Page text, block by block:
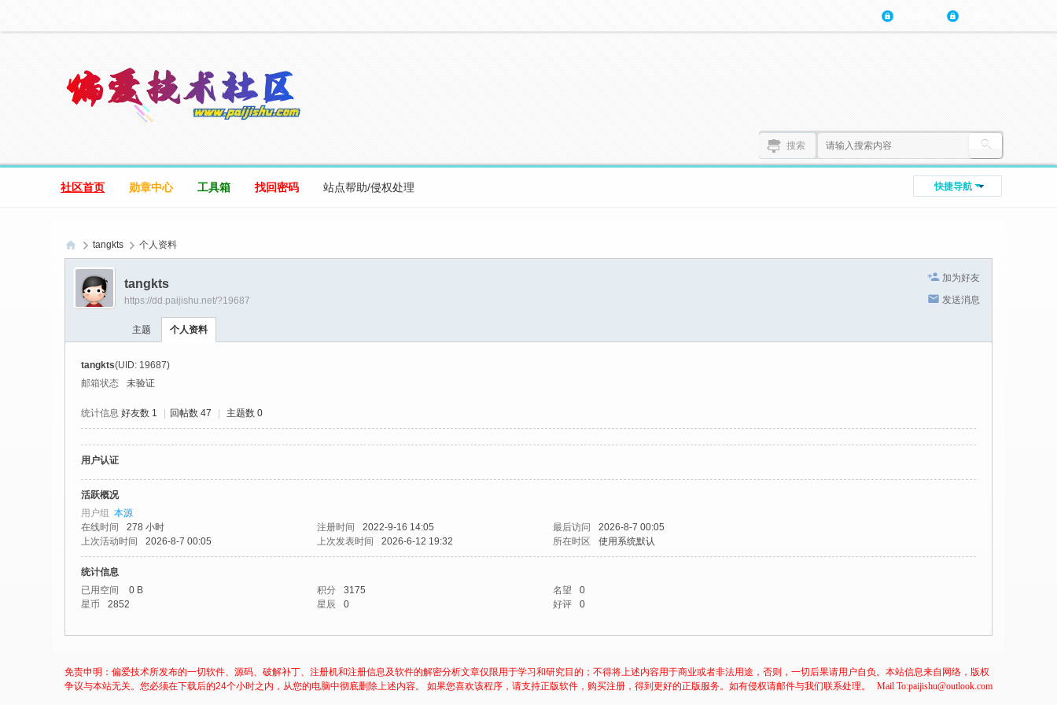
搜索
快捷导航
社区首页 勋章中心 工具箱 找回密码 站点帮助/侵权处理
偏
技
科
刀
tangkts 个人资料
加为好友
发送消息
tangkts
https://dd.paijishu.net/?19687
主题 个人资料
tangkts(UID: 19687)
邮箱状态
未验证
统计信息 好友数 1 回帖数 47 主题数 0
用户认证
活跃概况
用户组 本源
在线时间
278 小时 注册时间 2022-9-16 14:05 最后访问
2026-8-7 00:05
上次活动时间
2026-8-7 00:05 上次发表时间 2026-6-12 19:32 所在时区 使用系统默认
统计信息
已用空间
0 B 积分 3175 名望
0
星币
2852 星辰 0 好评 0
免责申明：偏爱技术所发布的一切软件、源码、破解补丁、注册机和注册信息及软件的解密分析文章仅限用于学习和研究目的；不得将上述内容用于商业或者非法用途，否则，一切后果请用户自负。本站信息来自网络，版权
争议与本站无关。您必须在下载后的24个小时之内，从您的电脑中彻底删除上述内容。 如果您喜欢该程序，请支持正版软件，购买注册，得到更好的正版服务。如有侵权请邮件与我们联系处理。
Mail To:paijishu@outlook.com